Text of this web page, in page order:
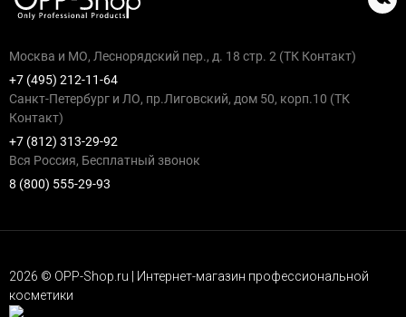
Москва и МО, Леснорядский пер., д. 18 стр. 2 (ТК Контакт)
+7 (495) 212-11-64
Санкт-Петербург и ЛО, пр.Лиговский, дом 50, корп.10 (ТК
Контакт)
+7 (812) 313-29-92
Вся Россия, Бесплатный звонок
8 (800) 555-29-93
2026 © OPP-Shop.ru | Интернет-магазин профессиональной
косметики